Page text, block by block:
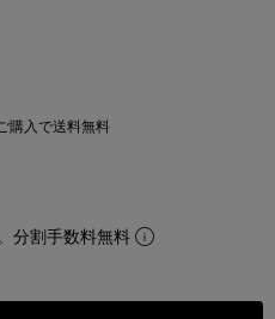
購入で送料無料
分割手数料無料